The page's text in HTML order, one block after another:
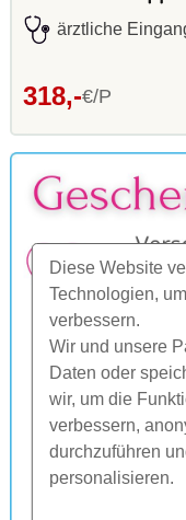
Diese Website
Technologien,
verbessern.
Wir und unsere
Daten oder
wir, um die
verbessern,
durchzuführen
personalisieren.
ärztliche
318,-€/P